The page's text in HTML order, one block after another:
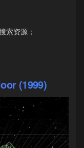
索资源；
(1999)